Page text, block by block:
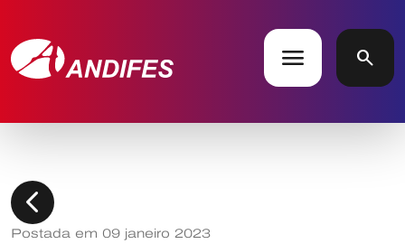
menu search
chevron_left
Postada em 09 janeiro 2023